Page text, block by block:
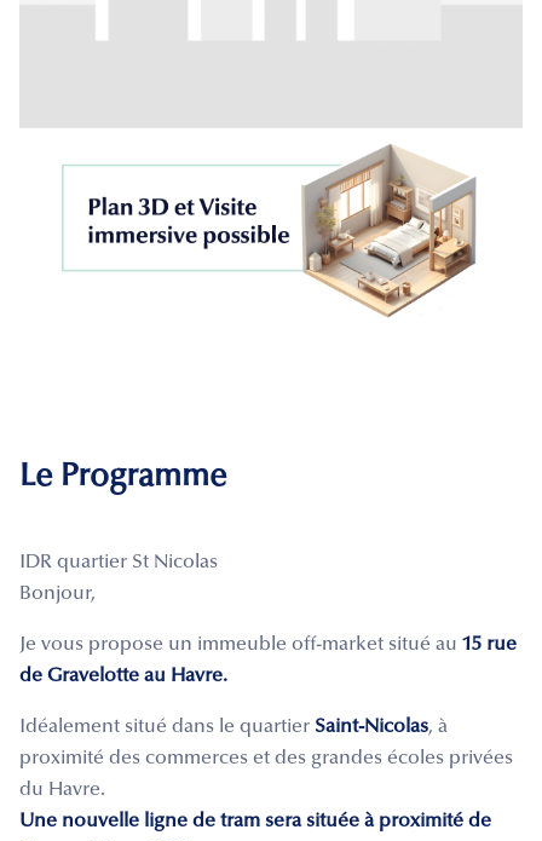
Le Programme
IDR quartier St Nicolas
Bonjour,
Je vous propose un immeuble off-market situé au 15 rue
de Gravelotte au Havre.
Idéalement situé dans le quartier Saint-Nicolas, à
proximité des commerces et des grandes écoles privées
du Havre.
Une nouvelle ligne de tram sera située à proximité de